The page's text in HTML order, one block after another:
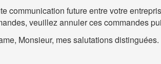
communication future entre votre
veuillez annuler ces commandes
Monsieur, mes salutations distinguées.